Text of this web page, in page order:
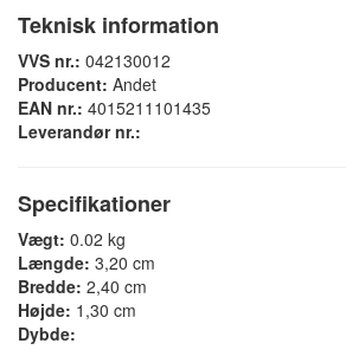
Teknisk information
VVS nr.: 042130012
Producent: Andet
EAN nr.: 4015211101435
Leverandør nr.:
Specifikationer
Vægt: 0.02 kg
Længde: 3,20 cm
Bredde: 2,40 cm
Højde: 1,30 cm
Dybde: